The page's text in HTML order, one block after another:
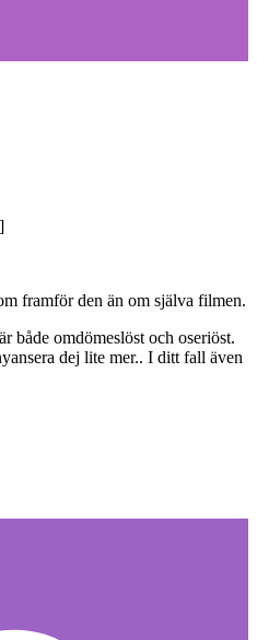
framför den än om själva filmen.
både omdömeslöst och oseriöst.
dej lite mer.. I ditt fall även